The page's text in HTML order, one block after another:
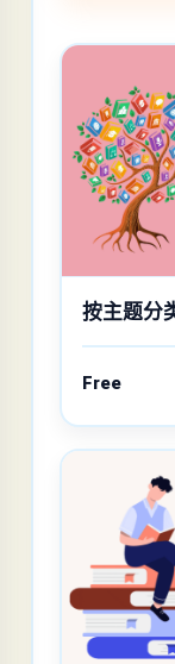
按主题分
Free